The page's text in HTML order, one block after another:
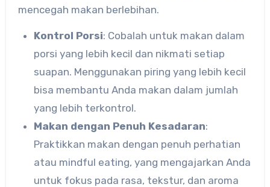
mencegah makan berlebihan.
Kontrol Porsi: Cobalah untuk makan dalam
porsi yang lebih kecil dan nikmati setiap
suapan. Menggunakan piring yang lebih kecil
bisa membantu Anda makan dalam jumlah
yang lebih terkontrol.
Makan dengan Penuh Kesadaran:
Praktikkan makan dengan penuh perhatian
atau mindful eating, yang mengajarkan Anda
untuk fokus pada rasa, tekstur, dan aroma